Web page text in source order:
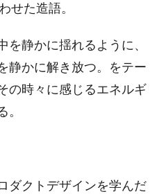
せた造語。
を静かに揺れるように、
静かに解き放つ。をテー
の時々に感じるエネルギ
。
ダクトデザインを学んだ